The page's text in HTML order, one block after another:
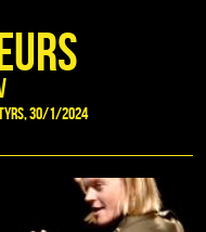
30/1/2024